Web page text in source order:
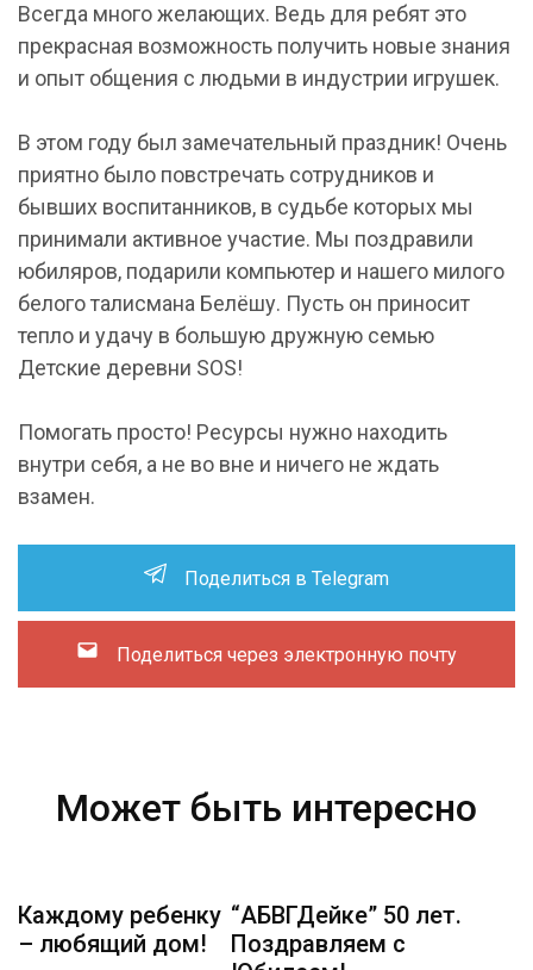
Всегда много желающих. Ведь для ребят это
прекрасная возможность получить новые знания
и опыт общения с людьми в индустрии игрушек.
В этом году был замечательный праздник! Очень
приятно было повстречать сотрудников и
бывших воспитанников, в судьбе которых мы
принимали активное участие. Мы поздравили
юбиляров, подарили компьютер и нашего милого
белого талисмана Белёшу. Пусть он приносит
тепло и удачу в большую дружную семью
Детские деревни SOS!
Помогать просто! Ресурсы нужно находить
внутри себя, а не во вне и ничего не ждать
взамен.
Поделиться в Telegram
Поделиться через электронную почту
Может быть интересно
Каждому ребенку
– любящий дом!
“АБВГДейке” 50 лет.
Поздравляем с